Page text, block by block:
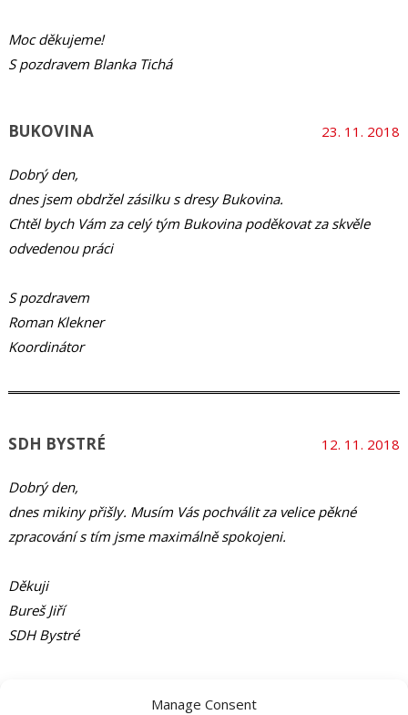
Manage Consent
Moc děkujeme!
S pozdravem Blanka Tichá
BUKOVINA 23. 11. 2018
Dobrý den,
dnes jsem obdržel zásilku s dresy Bukovina.
Chtěl bych Vám za celý tým Bukovina poděkovat za skvěle
odvedenou práci
S pozdravem
Roman Klekner
Koordinátor
SDH BYSTRÉ 12. 11. 2018
Dobrý den,
dnes mikiny přišly. Musím Vás pochválit za velice pěkné
zpracování s tím jsme maximálně spokojeni.
Děkuji
Bureš Jiří
SDH Bystré
FbC ASPER Šumperk